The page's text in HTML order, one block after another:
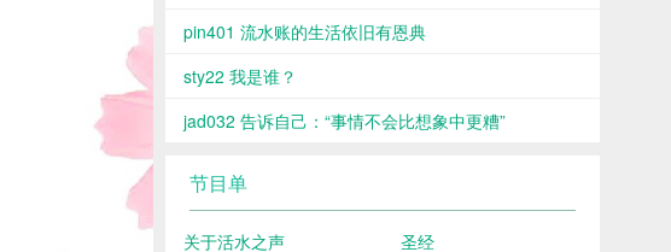
pin401 流水账的生活依旧有恩典
sty22 我是谁？
jad032 告诉自己：“事情不会比想象中更糟”
节目单
关于活水之声
圣经